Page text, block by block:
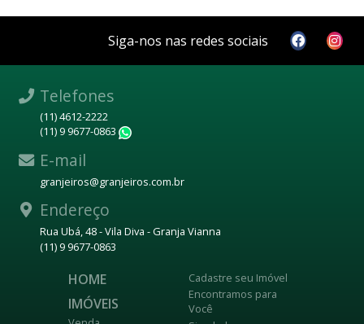
Siga-nos nas redes sociais
Telefones
(11) 4612-2222
(11) 9 9677-0863
E-mail
granjeiros@granjeiros.com.br
Endereço
Rua Ubá, 48 - Vila Diva - Granja Vianna
(11) 9 9677-0863
HOME
IMÓVEIS
Cadastre seu Imóvel
Encontramos para
Você